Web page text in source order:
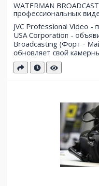
WATERMAN
профессиональных
JVC Professional Video -
USA Corporation -
Broadcasting (Форт -
обновляет свой